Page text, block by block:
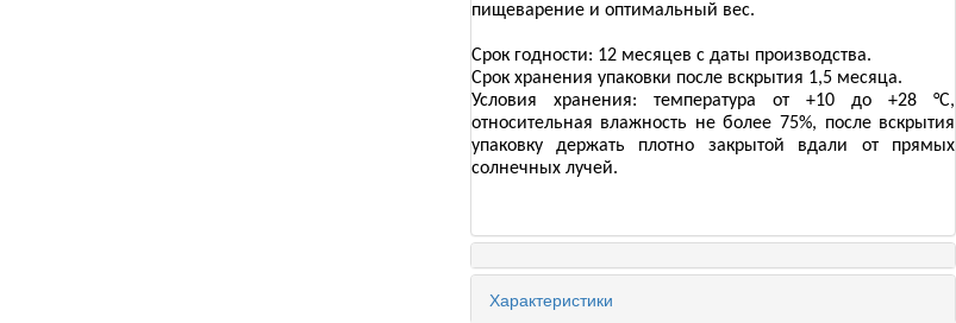
пищеварение и оптимальный вес.
Срок годности: 12 месяцев с даты производства.
Срок хранения упаковки после вскрытия 1,5 месяца.
Условия хранения: температура от +10 до +28 °C,
относительная влажность не более 75%, после вскрытия
упаковку держать плотно закрытой вдали от прямых
солнечных лучей.
Характеристики